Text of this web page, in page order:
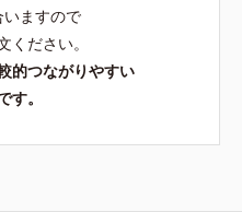
いますので
ください。
的つながりやすい
す。